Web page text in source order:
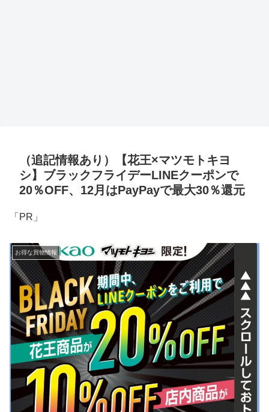
（追記情報あり）【花王×マツモトキヨ
シ】ブラックフライデーLINEクーポンで
20％OFF、12月はPayPayで最大30％還元
「PR」
お得な買物情報